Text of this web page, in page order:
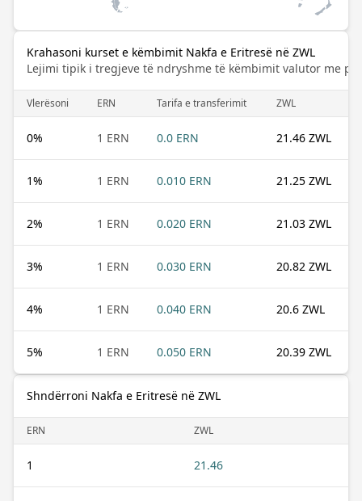
Krahasoni kurset e këmbimit Nakfa e Eritresë në ZWL
Lejimi tipik i tregjeve të ndryshme të këmbimit valutor me
Vlerësoni ERN Tarifa e transferimit ZWL
0% 1 ERN 0.0 ERN 21.46 ZWL
1% 1 ERN 0.010 ERN 21.25 ZWL
2% 1 ERN 0.020 ERN 21.03 ZWL
3% 1 ERN 0.030 ERN 20.82 ZWL
4% 1 ERN 0.040 ERN 20.6 ZWL
5% 1 ERN 0.050 ERN 20.39 ZWL
Shndërroni Nakfa e Eritresë në ZWL
ERN ZWL
1 21.46